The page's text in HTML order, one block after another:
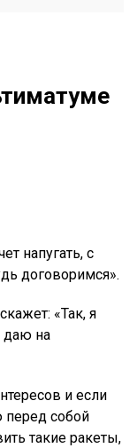
напугать, с
договоримся».
«Так, я
даю на
и если
перед собой
такие ракеты,